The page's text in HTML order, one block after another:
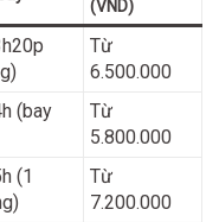
(VND)
Từ
6.500.000
(bay
Từ
5.800.000
(1
Từ
7.200.000